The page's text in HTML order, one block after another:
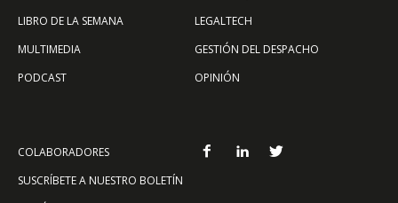
LIBRO DE LA SEMANA
MULTIMEDIA
PODCAST
LEGALTECH
GESTIÓN DEL DESPACHO
OPINIÓN
COLABORADORES
SUSCRÍBETE A NUESTRO BOLETÍN